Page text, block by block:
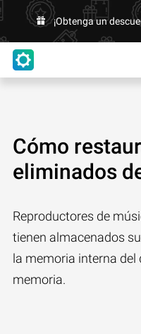
¡Obtenga un
Cómo
eliminados
Reproductores de
tienen almacenados
la memoria interna
memoria.